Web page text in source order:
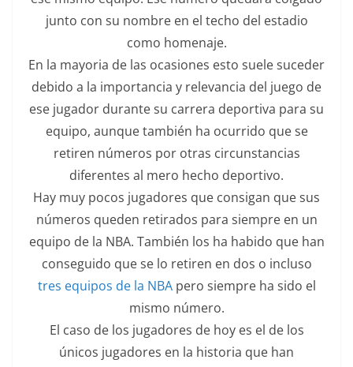
junto con su nombre en el techo del estadio
como homenaje.
En la mayoria de las ocasiones esto suele suceder
debido a la importancia y relevancia del juego de
ese jugador durante su carrera deportiva para su
equipo, aunque también ha ocurrido que se
retiren números por otras circunstancias
diferentes al mero hecho deportivo.
Hay muy pocos jugadores que consigan que sus
números queden retirados para siempre en un
equipo de la NBA. También los ha habido que han
conseguido que se lo retiren en dos o incluso
tres equipos de la NBApero siempre ha sido el
mismo número.
El caso de los jugadores de hoy es el de los
únicos jugadores en la historia que han